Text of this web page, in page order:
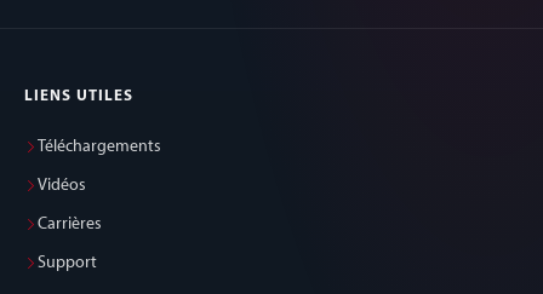
LIENS UTILES
Téléchargements
Vidéos
Carrières
Support